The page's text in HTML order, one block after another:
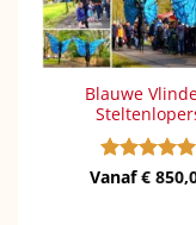
Blauwe
Vanaf€